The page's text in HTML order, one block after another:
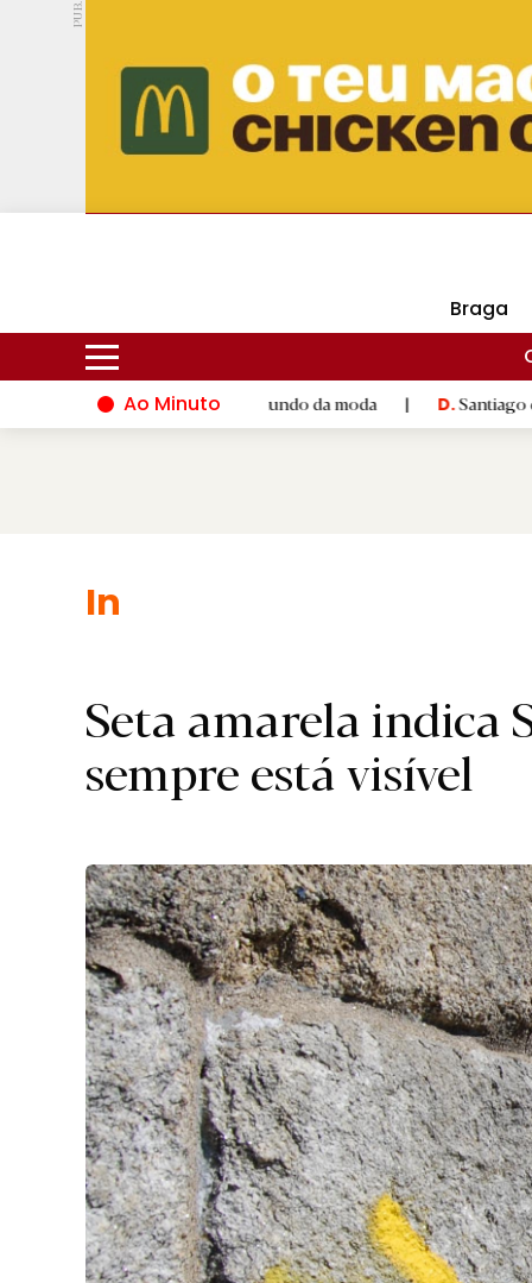
PUB.
Hoje 17ºC 30ºC DMtv
Braga
Ao Minuto
e à inovação do mundo da moda | D.Santiago de
I.
Seta amarela indica
sempre está visível